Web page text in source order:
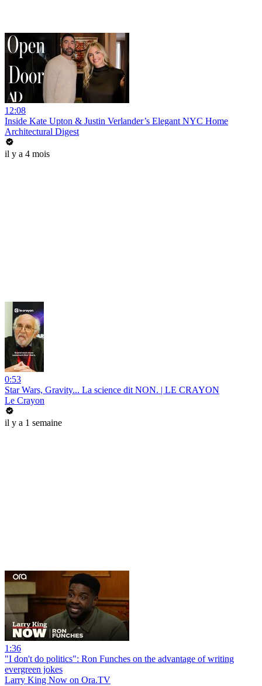
12:08
Inside Kate Upton & Justin Verlander’s Elegant NYC Home
Architectural Digest
il y a 4 mois
0:53
Star Wars, Gravity... La science dit NON. | LE CRAYON
Le Crayon
il y a 1 semaine
1:36
"I don't do politics": Ron Funches on the advantage of writing
evergreen jokes
Larry King Now on Ora.TV